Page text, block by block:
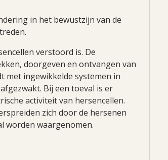
in het bewustzijn van de
verstoord is. De
doorgeven en ontvangen van
met ingewikkelde systemen in
Bij een toeval is er
activiteit van hersencellen.
zich door de hersenen
worden waargenomen.